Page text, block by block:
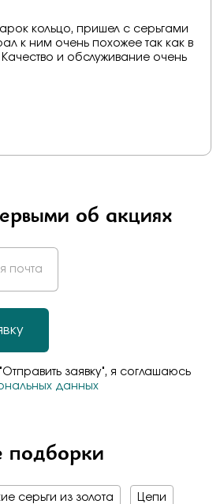
кольцо, пришел с серьгами
к ним очень похожее так как в
и обслуживание очень
об акциях
заявку", я соглашаюсь
данных
подборки
серьги из золота Цепи